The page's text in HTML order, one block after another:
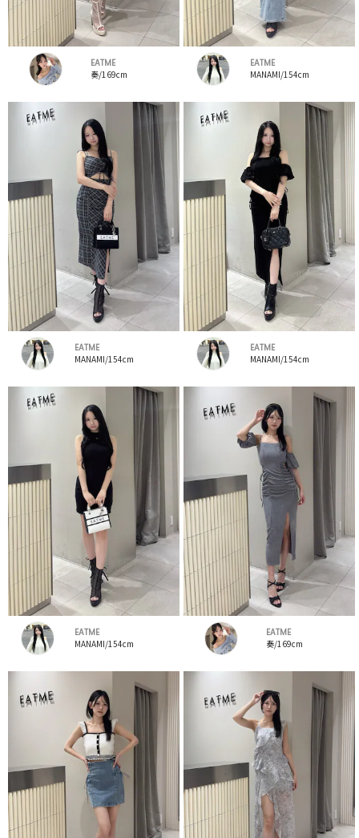
EATME
奏/169cm
EATME
MANAMI/154cm
EATME
MANAMI/154cm
EATME
MANAMI/154cm
EATME
MANAMI/154cm
EATME
奏/169cm